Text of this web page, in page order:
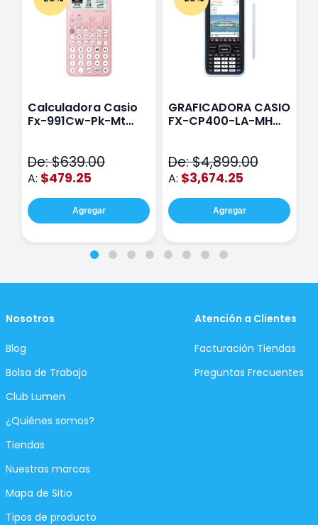
Calculadora Casio
Fx-991Cw-Pk-Mt
De: $639.00
A: $479.25
Agregar
GRAFICADORA CASIO
FX-CP400-LA-MH
De: $4,899.00
A: $3,674.25
Agregar
Nosotros
Blog
Bolsa de Trabajo
Club Lumen
¿Quiénes somos?
Tiendas
Nuestras marcas
Mapa de Sitio
Tipos de producto
Atención a Clientes
Facturación Tiendas
Preguntas Frecuentes